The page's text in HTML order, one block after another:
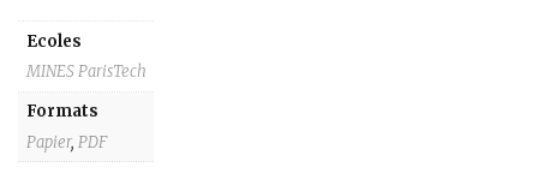
Ecoles
MINES ParisTech
Formats
Papier, PDF